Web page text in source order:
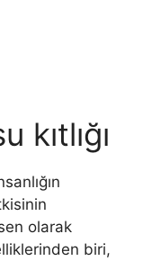
kıtlığı
olarak
biri,